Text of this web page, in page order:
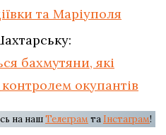
та Маріуполя
бахмутяни, які
окупантів
на нашТелеграм та Інстаграм!